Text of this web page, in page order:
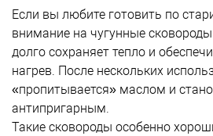
Если вы любите готовить по
внимание на чугунные сковороды
долго сохраняет тепло и
нагрев. После нескольких
«пропитывается» маслом и
антипригарным.
Такие сковороды особенно